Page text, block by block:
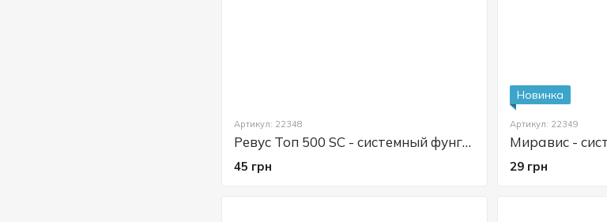
Артикул: 22348
Ревус Топ 500 SC - системный фунгицид Syngenta, 6 мл
45 грн
Новинка
Артикул: 22349
29 грн